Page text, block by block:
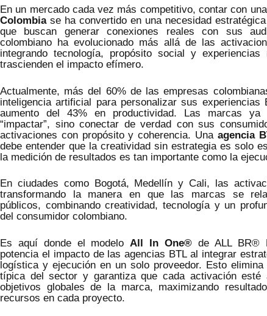
En un mercado cada vez más competitivo, contar con una
Colombiase ha convertido en una necesidad
que buscan generar conexiones reales con sus
colombiano ha evolucionado más allá de las
integrando tecnología, propósito social y experiencias
trascienden el impacto efímero.
Actualmente, más del 60% de las empresas
inteligencia artificial para personalizar sus experiencias
aumento del 43% en productividad. Las marcas ya
“impactar”, sino conectar de verdad con sus
activaciones con propósito y coherencia. Una agencia
debe entender que la creatividad sin estrategia es solo
la medición de resultados es tan importante como la
En ciudades como Bogotá, Medellín y Cali, las
transformando la manera en que las marcas se
públicos, combinando creatividad, tecnología y un
del consumidor colombiano.
Es aquí donde el modelo All In One® de ALL BR®
potencia el impacto de las agencias BTL al integrar
logística y ejecución en un solo proveedor. Esto elimina
típica del sector y garantiza que cada activación esté
objetivos globales de la marca, maximizando
recursos en cada proyecto.